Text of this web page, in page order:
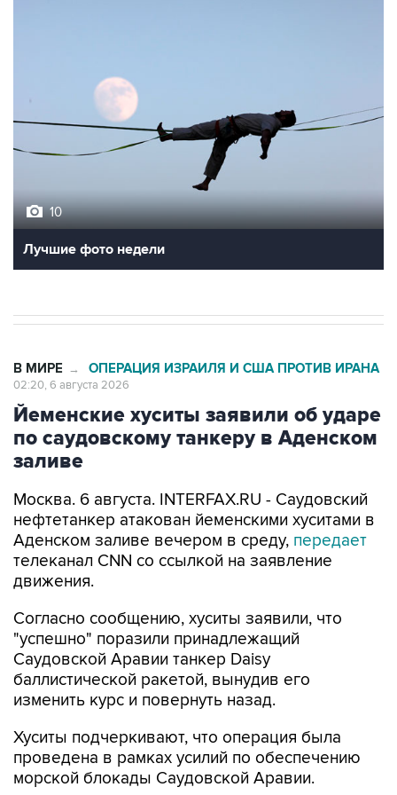
10
Лучшие фото недели
В МИРЕ → ОПЕРАЦИЯ ИЗРАИЛЯ И США ПРОТИВ ИРАНА
02:20, 6 августа 2026
Йеменские хуситы заявили об ударе
по саудовскому танкеру в Аденском
заливе
Москва. 6 августа. INTERFAX.RU - Саудовский
нефтетанкер атакован йеменскими хуситами в
Аденском заливе вечером в среду, передает
телеканал CNN со ссылкой на заявление
движения.
Согласно сообщению, хуситы заявили, что
"успешно" поразили принадлежащий
Саудовской Аравии танкер Daisy
баллистической ракетой, вынудив его
изменить курс и повернуть назад.
Хуситы подчеркивают, что операция была
проведена в рамках усилий по обеспечению
морской блокады Саудовской Аравии.